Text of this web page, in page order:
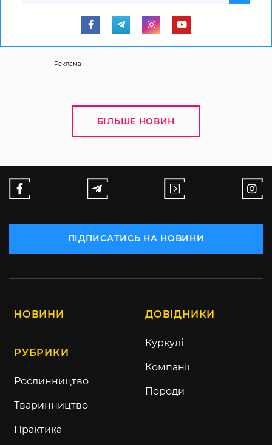
Реклама
БІЛЬШЕ НОВИН
ПІДПИСАТИСЬ НА НОВИНИ
НОВИНИ
РУБРИКИ
Рослинництво
Тваринництво
Практика
ДОВІДНИКИ
Куркулі
Компанії
Породи